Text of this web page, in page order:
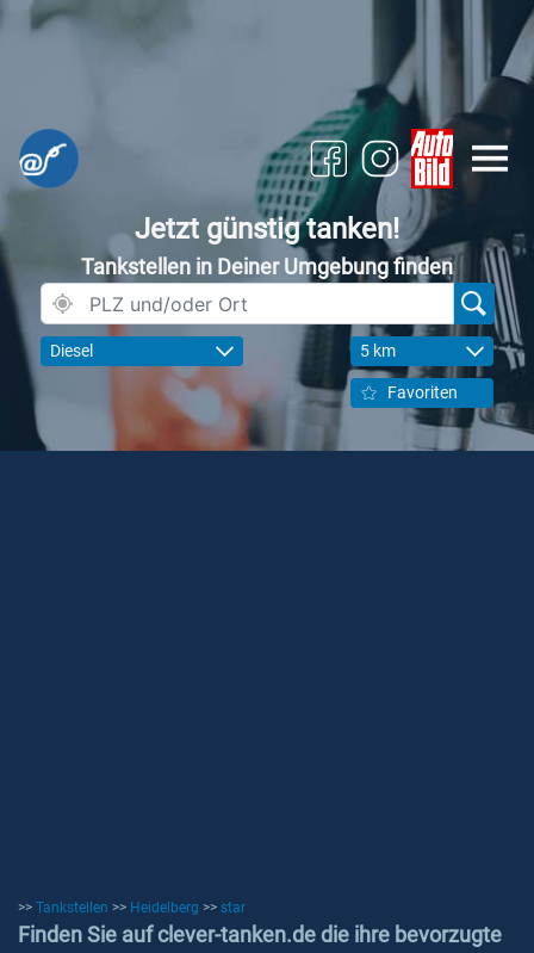
Jetzt günstig tanken!
Tankstellen in Deiner Umgebung finden
Diesel 5 km
Favoriten
>> Tankstellen >> Heidelberg >> star
Finden Sie auf clever-tanken.de die ihre bevorzugte